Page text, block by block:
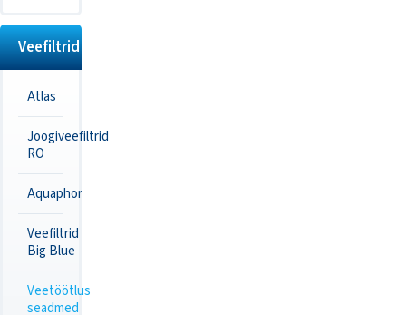
Veefiltrid
Atlas
Joogiveefiltrid
RO
Aquaphor
Veefiltrid
Big Blue
Veetöötlus
seadmed